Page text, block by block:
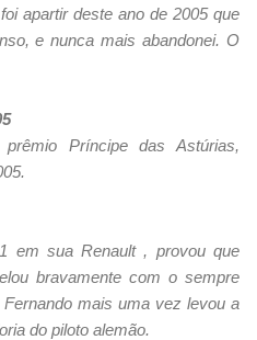
apartir deste ano de 2005 que
e nunca mais abandonei. O
Príncipe das Astúrias,
em sua Renault , provou que
bravamente com o sempre
mais uma vez levou a
do piloto alemão.